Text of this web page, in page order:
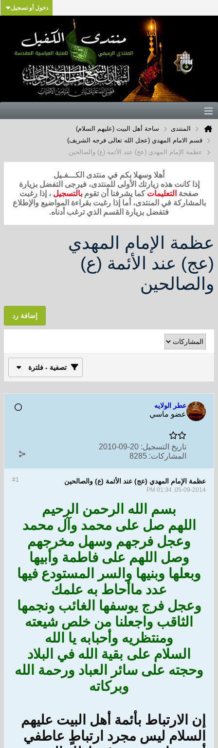
دخول أو تسجيل
المنتدى
ساحة أهل البيت (عليهم السلام)
قسم الامام المهدي (عجل الله تعالى فرجه الشريف)
عظمة الإمام المهدي (عج) عند الأئمة (ع) والصالحين
أهلا وسهلا بكم في منتدى الكـــفـيل
إذا كانت هذه زيارتك الأولى للمنتدى، فيرجى التفضل بزيارة
صفحة التعليمات كما يشرفنا أن تقوم بالتسجيل ، إذا رغبت
بالمشاركة في المنتدى، أما إذا رغبت بقراءة المواضيع والإطلاع
فتفضل بزيارة القسم الذي ترغب أدناه.
عظمة الإمام المهدي
(عج) عند الأئمة (ع)
والصالحين
إضافة رد
تصفية - فلترة
عطر الولايه
عضو ماسي
تاريخ التسجيل: 20-09-2010
المشاركات: 8285
#1 عظمة الإمام المهدي (عج) عند الأئمة (ع) والصالحين
05-09-2014, 01:34 PM
بسم الله الرحمن الرحيم
اللهم صل على محمد وآل محمد
وعجل فرجهم وسهل مخرجهم
وصل اللهم على فاطمة وأبيها
وبعلها وبنيها والسر المستودع فيها
عدد ماأحاط به علمك
وعجل فرج يوسفها الغائب ونجمها
الثاقب واجعلنا من خلص شيعته
ومنتظريه وأحبابه يا الله
السلام على بقية الله في البلاد
وحجته على سائر العباد ورحمة الله
وبركاته
إن الارتباط بأئمة أهل البيت عليهم
السلام ليس مجرد ارتباطٍ عاطفي